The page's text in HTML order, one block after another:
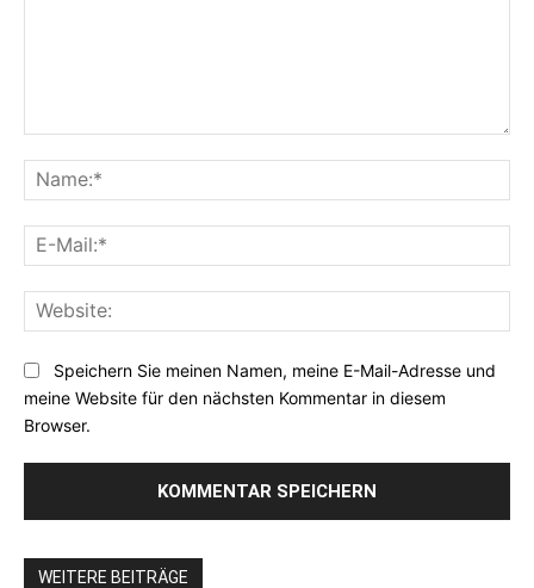
Speichern Sie meinen Namen, meine E-Mail-Adresse und
meine Website für den nächsten Kommentar in diesem
Browser.
WEITERE BEITRÄGE